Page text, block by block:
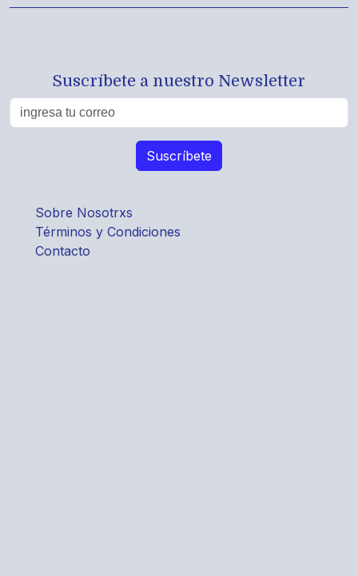
Suscríbete a nuestro Newsletter
Sobre Nosotrxs
Términos y Condiciones
Contacto